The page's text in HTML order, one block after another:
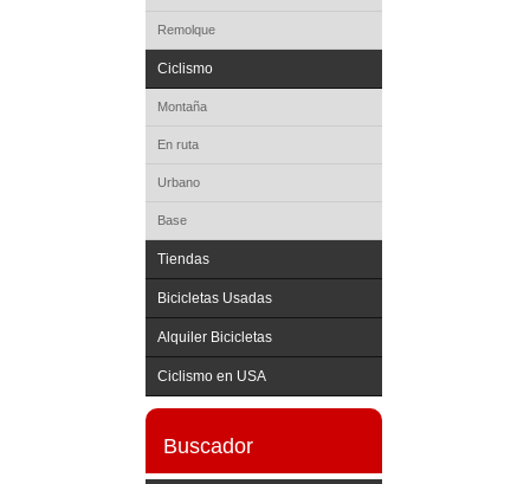
Remolque
Ciclismo
Montaña
En ruta
Urbano
Base
Tiendas
Bicicletas Usadas
Alquiler Bicicletas
Ciclismo en USA
Buscador